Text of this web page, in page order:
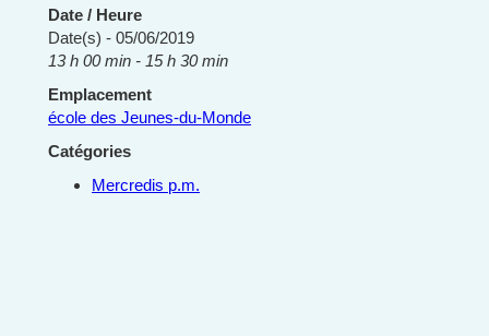
Date / Heure
Date(s) - 05/06/2019
13 h 00 min - 15 h 30 min
Emplacement
école des Jeunes-du-Monde
Catégories
Mercredis p.m.